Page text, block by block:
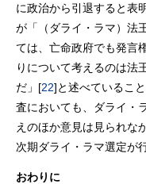
に政治から引退すると表
が「（ダライ・ラマ）法
ては、亡命政府でも発言
りについて考えるのは法
だ」[22]と述べているこ
査においても、ダライ・
えのほか意見は見られな
次期ダライ・ラマ選定が
おわりに